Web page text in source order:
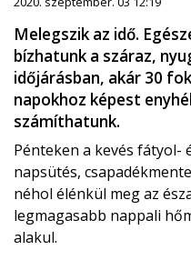
Melegszik az idő.
bízhatunk a száraz,
időjárásban, akár 30
napokhoz képest
számíthatunk.
Pénteken a kevés
napsütés,
néhol élénkül meg az
legmagasabb nappali
alakul.